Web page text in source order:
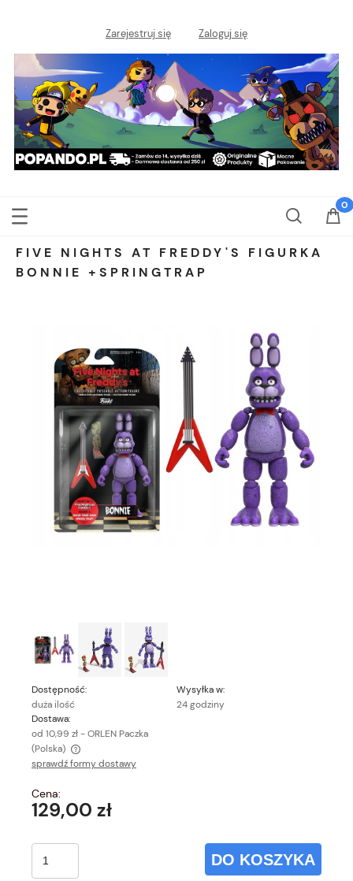
Zarejestruj się Zaloguj się
FIVE NIGHTS AT FREDDY'S FIGURKA
BONNIE +SPRINGTRAP
Dostępność:
duża ilość
Wysyłka w:
24 godziny
Dostawa:
od 10,99 zł- ORLEN Paczka
(Polska)
Cena nie zawiera ewentualnych kosztów płatności
sprawdź formy dostawy
Cena:
129,00 zł
DO KOSZYKA